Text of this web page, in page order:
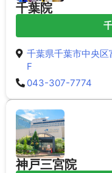
千葉院
千葉県千葉市中央
F
043-307-7774
神戸三宮院